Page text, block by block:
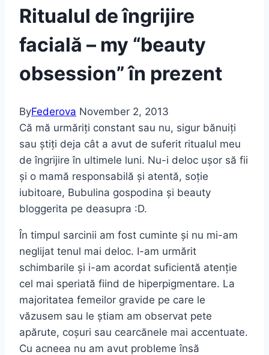
Ritualul de îngrijire
facială – my “beauty
obsession” în prezent
ByFederova November 2, 2013
Că mă urmăriți constant sau nu, sigur bănuiți
sau știți deja cât a avut de suferit ritualul meu
de îngrijire în ultimele luni. Nu-i deloc ușor să fii
și o mamă responsabilă și atentă, soție
iubitoare, Bubulina gospodina și beauty
bloggerita pe deasupra :D.
În timpul sarcinii am fost cuminte și nu mi-am
neglijat tenul mai deloc. I-am urmărit
schimbarile și i-am acordat suficientă atenție
cel mai speriată fiind de hiperpigmentare. La
majoritatea femeilor gravide pe care le
văzusem sau le știam am observat pete
apărute, coșuri sau cearcănele mai accentuate.
Cu acneea nu am avut probleme însă